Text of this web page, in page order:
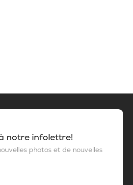
notre infolettre!
photos et de nouvelles